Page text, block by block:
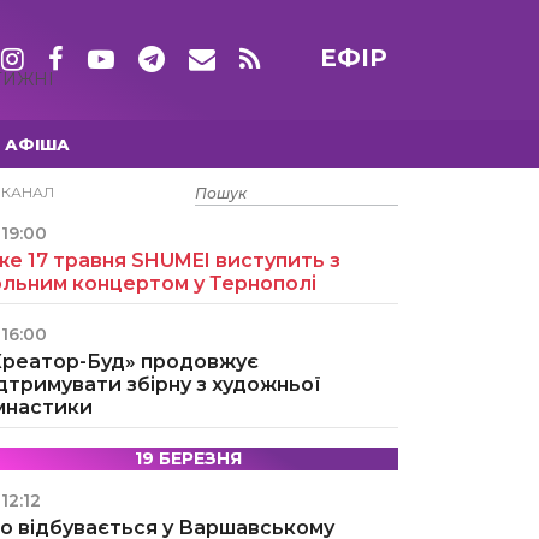
ЕФІР
АФІША
15 ТРАВНЯ
19:00
17 травня SHUMEI виступить з
концертом у Тернополі
16:00
Буд» продовжує
збірну з художньої
19 БЕРЕЗНЯ
12:12
відбувається у Варшавському